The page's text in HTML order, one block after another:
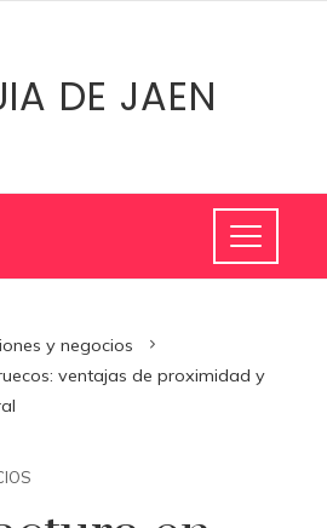
DE JAEN
y negocios
ventajas de proximidad y